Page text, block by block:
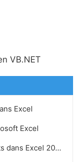
VB.NET
Excel
Excel
Comment fusionner des documents dans Excel 2007